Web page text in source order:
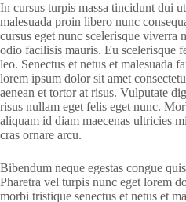
In cursus turpis massa tincidunt dui
malesuada proin libero nunc
cursus eget nunc scelerisque viverra
odio facilisis mauris. Eu scelerisque
leo. Senectus et netus et malesuada
lorem ipsum dolor sit amet
aenean et tortor at risus. Vulputate
risus nullam eget felis eget nunc.
aliquam id diam maecenas ultricies
cras ornare arcu.
Bibendum neque egestas congue
Pharetra vel turpis nunc eget lorem
morbi tristique senectus et netus et